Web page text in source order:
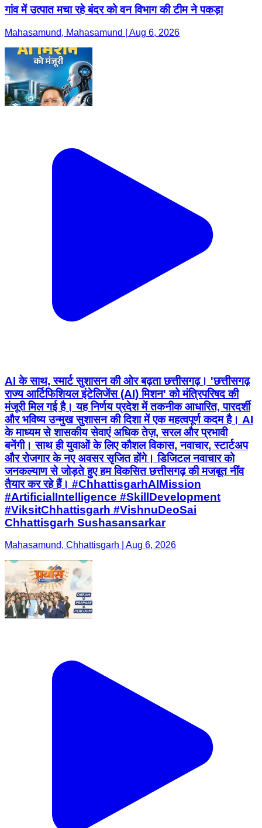
गांव में उत्पात मचा रहे बंदर को वन विभाग की टीम ने पकड़ा
Mahasamund, Mahasamund | Aug 6, 2026
AI के साथ, स्मार्ट सुशासन की ओर बढ़ता छत्तीसगढ़। 'छत्तीसगढ़
राज्य आर्टिफिशियल इंटेलिजेंस (AI) मिशन' को मंत्रिपरिषद की
मंजूरी मिल गई है। यह निर्णय प्रदेश में तकनीक आधारित, पारदर्शी
और भविष्य उन्मुख सुशासन की दिशा में एक महत्वपूर्ण कदम है। AI
के माध्यम से शासकीय सेवाएं अधिक तेज़, सरल और प्रभावी
बनेंगी। साथ ही युवाओं के लिए कौशल विकास, नवाचार, स्टार्टअप
और रोजगार के नए अवसर सृजित होंगे। डिजिटल नवाचार को
जनकल्याण से जोड़ते हुए हम विकसित छत्तीसगढ़ की मजबूत नींव
तैयार कर रहे हैं। #ChhattisgarhAIMission
#ArtificialIntelligence #SkillDevelopment
#ViksitChhattisgarh #VishnuDeoSai
Chhattisgarh Sushasansarkar
Mahasamund, Chhattisgarh | Aug 6, 2026